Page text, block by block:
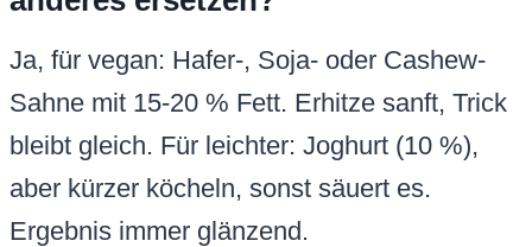
Ja, für vegan: Hafer-, Soja- oder Cashew-
Sahne mit 15-20 % Fett. Erhitze sanft, Trick
bleibt gleich. Für leichter: Joghurt (10 %),
aber kürzer köcheln, sonst säuert es.
Ergebnis immer glänzend.